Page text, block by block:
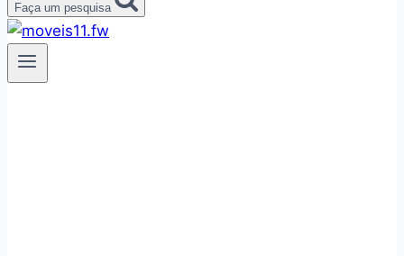
Faça um pesquisa